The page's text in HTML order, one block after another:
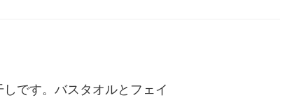
です。バスタオルとフェイ